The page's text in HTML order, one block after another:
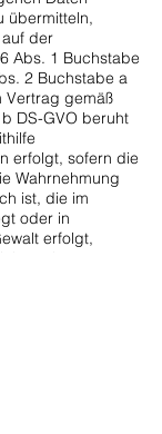
übermitteln,
der
Abs. 1 Buchstabe
2 Buchstabe a
Vertrag gemäß
DS-GVO beruht
erfolgt, sofern die
Wahrnehmung
ist, die im
oder in
erfolgt,